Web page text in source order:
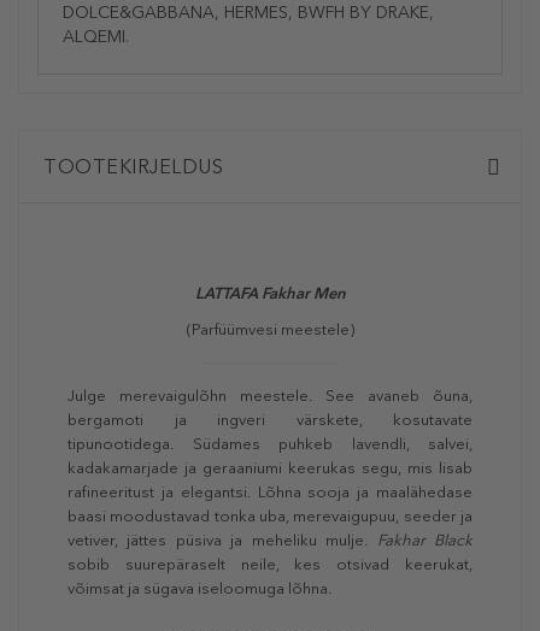
DOLCE&GABBANA, HERMES, BWFH BY DRAKE,
ALQEMI.
TOOTEKIRJELDUS
LATTAFA Fakhar Men
(Parfüümvesi meestele)
Julge merevaigulõhn meestele. See avaneb õuna,
bergamoti ja ingveri värskete, kosutavate
tipunootidega. Südames puhkeb lavendli, salvei,
kadakamarjade ja geraaniumi keerukas segu, mis lisab
rafineeritust ja elegantsi. Lõhna sooja ja maalähedase
baasi moodustavad tonka uba, merevaigupuu, seeder ja
vetiver, jättes püsiva ja meheliku mulje. Fakhar Black
sobib suurepäraselt neile, kes otsivad keerukat,
võimsat ja sügava iseloomuga lõhna.